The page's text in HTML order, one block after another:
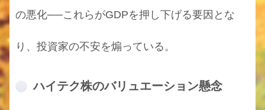
の悪化──これらがGDPを押し下げる要因とな
り、投資家の不安を煽っている。
ハイテク株のバリュエーション懸念